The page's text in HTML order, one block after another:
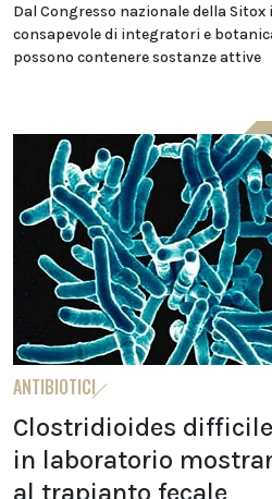
Dal Congresso nazionale della
consapevole di integratori e
possono contenere sostanze attive
ANTIBIOTICI
Clostridioides
in laboratorio
al trapianto fecale